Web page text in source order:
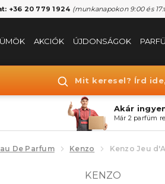
+36 20 779 1924 (munkanapokon 9:00 és
AKCIÓK ÚJDONSÁGOK
Mit keresel? Írd
Akár
Már 2 parfüm
De Parfum Kenzo Kenzo Jeu
KENZO